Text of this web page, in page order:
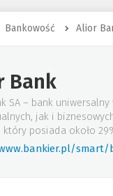
Bankowość Alior
Bank
SA – bank
jak i
który posiada około